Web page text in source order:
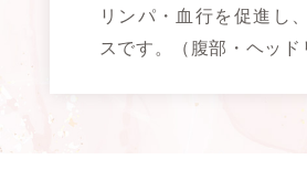
リンパ・血行を促進し
スです。
（腹部・ヘッド